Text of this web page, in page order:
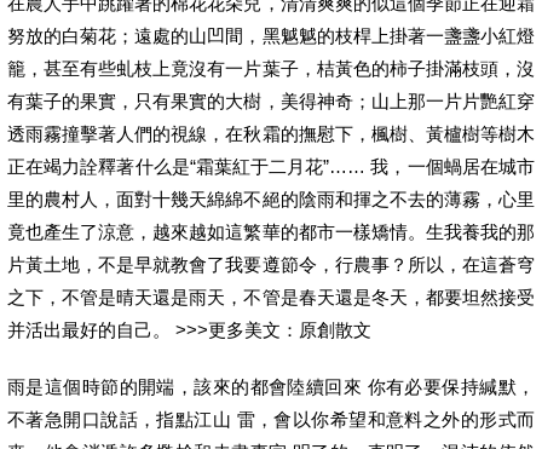
努放的白菊花；遠處的山凹間，黑魆魆的枝桿上掛著一盞盞小紅燈
籠，甚至有些虬枝上竟沒有一片葉子，桔黃色的柿子掛滿枝頭，沒
有葉子的果實，只有果實的大樹，美得神奇；山上那一片片艷紅穿
透雨霧撞擊著人們的視線，在秋霜的撫慰下，楓樹、黃櫨樹等樹木
正在竭力詮釋著什么是“霜葉紅于二月花”…… 我，一個蝸居在城市
里的農村人，面對十幾天綿綿不絕的陰雨和揮之不去的薄霧，心里
竟也產生了涼意，越來越如這繁華的都市一樣矯情。生我養我的那
片黃土地，不是早就教會了我要遵節令，行農事？所以，在這蒼穹
之下，不管是晴天還是雨天，不管是春天還是冬天，都要坦然接受
并活出最好的自己。 >>>更多美文：原創散文
雨是這個時節的開端，該來的都會陸續回來 你有必要保持緘默，
不著急開口說話，指點江山 雷，會以你希望和意料之外的形式而